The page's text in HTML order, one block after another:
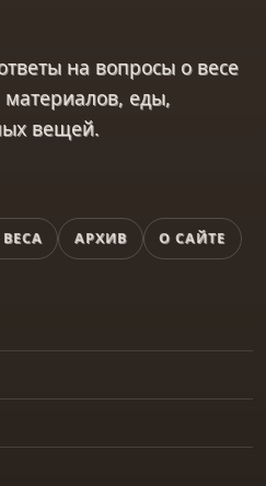
АРХИВ О САЙТЕ
на вопросы о весе
еды,
вещей.